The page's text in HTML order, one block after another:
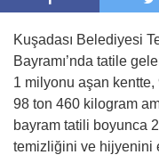
Kuşadası Belediyesi
Bayramı’nda tatile
1 milyonu aşan
98 ton 460 kilogram
bayram tatili boyunca
temizliğini ve hijyenini